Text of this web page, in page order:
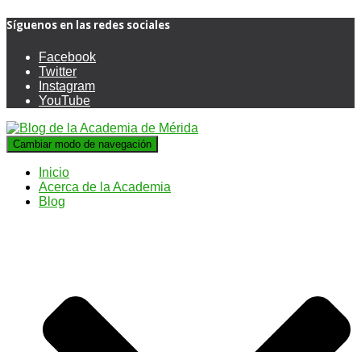
Síguenos en las redes sociales
Facebook
Twitter
Instagram
YouTube
Cambiar modo de navegación
Inicio
Acerca de la Academia
Blog